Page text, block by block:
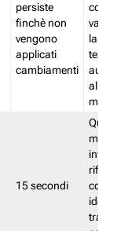
persiste
finchè non
vengono
applicati
cambiamenti
la
test.
15 secondi